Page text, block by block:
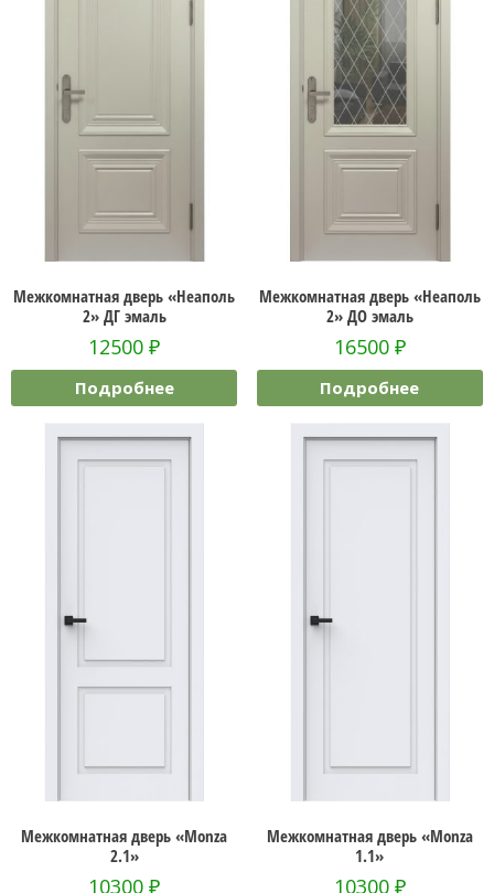
Межкомнатная дверь «Неаполь
2» ДГ эмаль
12500₽
Подробнее
Межкомнатная дверь «Неаполь
2» ДО эмаль
16500 ₽
Подробнее
Межкомнатная дверь «Monza
2.1»
10300₽
Межкомнатная дверь «Monza
1.1»
10300 ₽